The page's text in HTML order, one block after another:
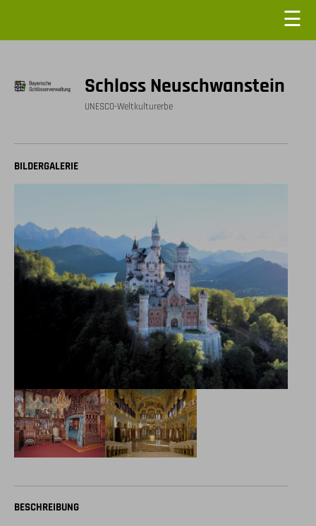
☰
Schloss Neuschwanstein
UNESCO-Weltkulturerbe
BILDERGALERIE
BESCHREIBUNG